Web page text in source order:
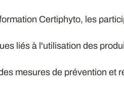
Certiphyto, les
liés à l'utilisation des
mesures de prévention et